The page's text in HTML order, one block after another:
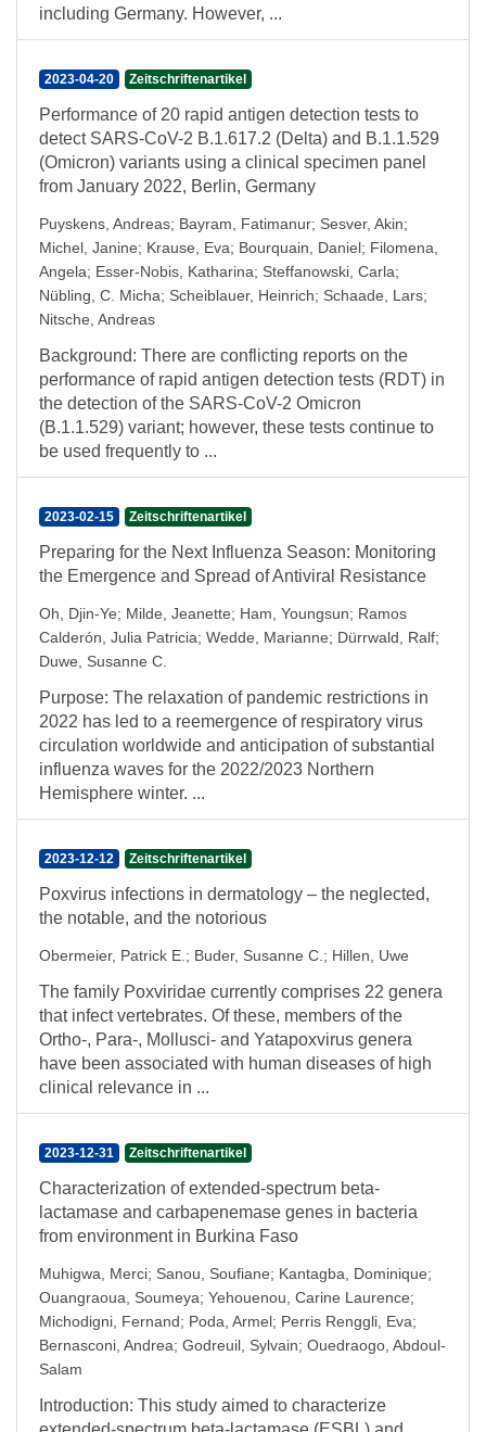
including Germany. However, ...
2023-04-20 Zeitschriftenartikel
Performance of 20 rapid antigen detection tests to
detect SARS-CoV-2 B.1.617.2 (Delta) and B.1.1.529
(Omicron) variants using a clinical specimen panel
from January 2022, Berlin, Germany
Puyskens, Andreas; Bayram, Fatimanur; Sesver, Akin;
Michel, Janine; Krause, Eva; Bourquain, Daniel; Filomena,
Angela; Esser-Nobis, Katharina; Steffanowski, Carla;
Nübling, C. Micha; Scheiblauer, Heinrich; Schaade, Lars;
Nitsche, Andreas
Background: There are conflicting reports on the
performance of rapid antigen detection tests (RDT) in
the detection of the SARS-CoV-2 Omicron
(B.1.1.529) variant; however, these tests continue to
be used frequently to ...
2023-02-15 Zeitschriftenartikel
Preparing for the Next Influenza Season: Monitoring
the Emergence and Spread of Antiviral Resistance
Oh, Djin-Ye; Milde, Jeanette; Ham, Youngsun; Ramos
Calderón, Julia Patricia; Wedde, Marianne; Dürrwald, Ralf;
Duwe, Susanne C.
Purpose: The relaxation of pandemic restrictions in
2022 has led to a reemergence of respiratory virus
circulation worldwide and anticipation of substantial
influenza waves for the 2022/2023 Northern
Hemisphere winter. ...
2023-12-12 Zeitschriftenartikel
Poxvirus infections in dermatology – the neglected,
the notable, and the notorious
Obermeier, Patrick E. ; Buder, Susanne C. ; Hillen, Uwe
The family Poxviridae currently comprises 22 genera
that infect vertebrates. Of these, members of the
Ortho-, Para-, Mollusci- and Yatapoxvirus genera
have been associated with human diseases of high
clinical relevance in ...
2023-12-31 Zeitschriftenartikel
Characterization of extended-spectrum beta-
lactamase and carbapenemase genes in bacteria
from environment in Burkina Faso
Muhigwa, Merci; Sanou, Soufiane; Kantagba, Dominique;
Ouangraoua, Soumeya; Yehouenou, Carine Laurence;
Michodigni, Fernand; Poda, Armel; Perris Renggli, Eva;
Bernasconi, Andrea; Godreuil, Sylvain; Ouedraogo, Abdoul-
Salam
Introduction: This study aimed to characterize